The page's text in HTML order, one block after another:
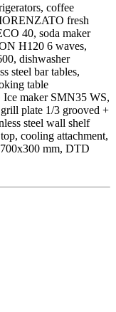
coffee
fresh
40, soda maker
H120 6 waves,
dishwasher
steel bar tables,
table
maker SMN35 WS,
plate 1/3 grooved +
steel wall shelf
cooling attachment,
mm, DTD